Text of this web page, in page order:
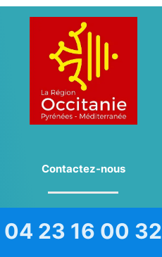
Contactez-nous
04 23 16 00 32